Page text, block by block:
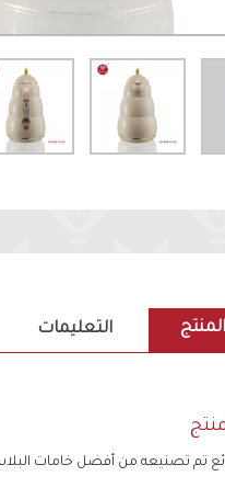
التعليمات
تم تصنيعه من أفضل خامات